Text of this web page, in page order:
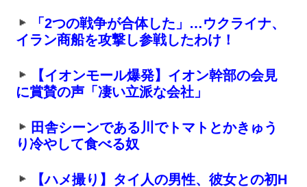
「2つの戦争が合体した」…ウクライナ、
イラン商船を攻撃し参戦したわけ！
【イオンモール爆発】イオン幹部の会見
に賞賛の声「凄い立派な会社」
田舎シーンである川でトマトとかきゅう
り冷やして食べる奴
【ハメ撮り】タイ人の男性、彼女との初H